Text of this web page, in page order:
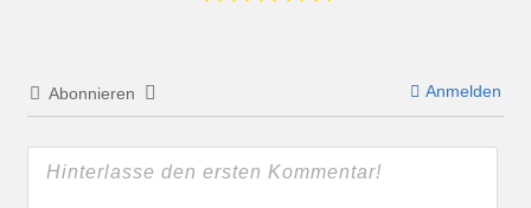
Abonnieren Anmelden